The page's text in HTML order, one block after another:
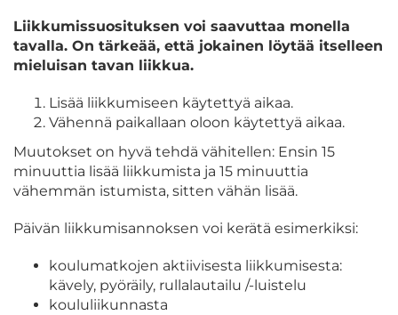
Liikkumissuosituksen voi saavuttaa monella
tavalla. On tärkeää, että jokainen löytää itselleen
mieluisan tavan liikkua.
Lisää liikkumiseen käytettyä aikaa.
Vähennä paikallaan oloon käytettyä aikaa.
Muutokset on hyvä tehdä vähitellen: Ensin 15
minuuttia lisää liikkumista ja 15 minuuttia
vähemmän istumista, sitten vähän lisää.
Päivän liikkumisannoksen voi kerätä esimerkiksi:
koulumatkojen aktiivisesta liikkumisesta:
kävely, pyöräily, rullalautailu /-luistelu
koululiikunnasta